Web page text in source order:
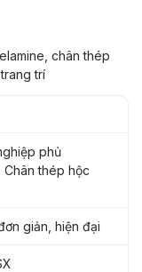
chân thép
trí
phủ
Chân thép hộc
giản, hiện đại